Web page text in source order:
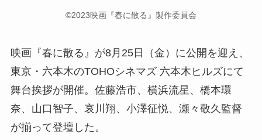
©2023映画『春に散る』製作委員会
映画『春に散る』が8月25日（金）に公開を迎え、
東京・六本木のTOHOシネマズ 六本木ヒルズにて
舞台挨拶が開催。佐藤浩市、横浜流星、橋本環
奈、山口智子、哀川翔、小澤征悦、瀬々敬久監督
が揃って登壇した。